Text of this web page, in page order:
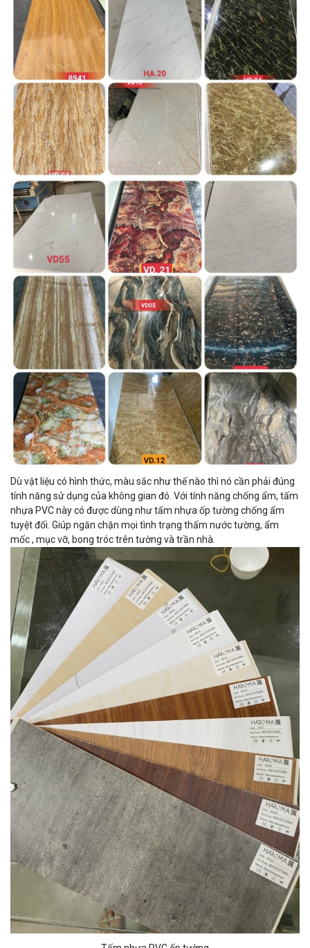
Dù vật liệu có hình thức, màu sắc như thế nào thì nó cần phải đúng
tính năng sử dụng của không gian đó. Với tính năng chống ẩm, tấm
nhựa PVC này có được dùng như tấm nhựa ốp tường chống ẩm
tuyệt đối. Giúp ngăn chặn mọi tình trạng thấm nước tường, ẩm
mốc , mục vỡ, bong tróc trên tường và trần nhà.